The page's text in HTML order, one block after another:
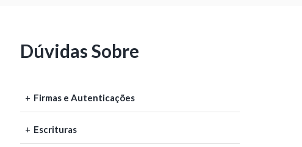
Dúvidas Sobre
Firmas e Autenticações
Escrituras